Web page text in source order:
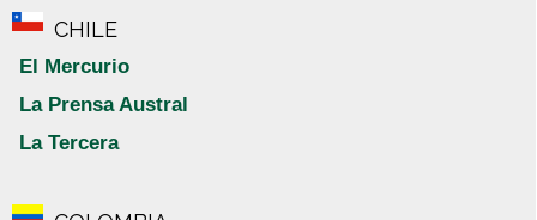
CHILE
El Mercurio
La Prensa Austral
La Tercera